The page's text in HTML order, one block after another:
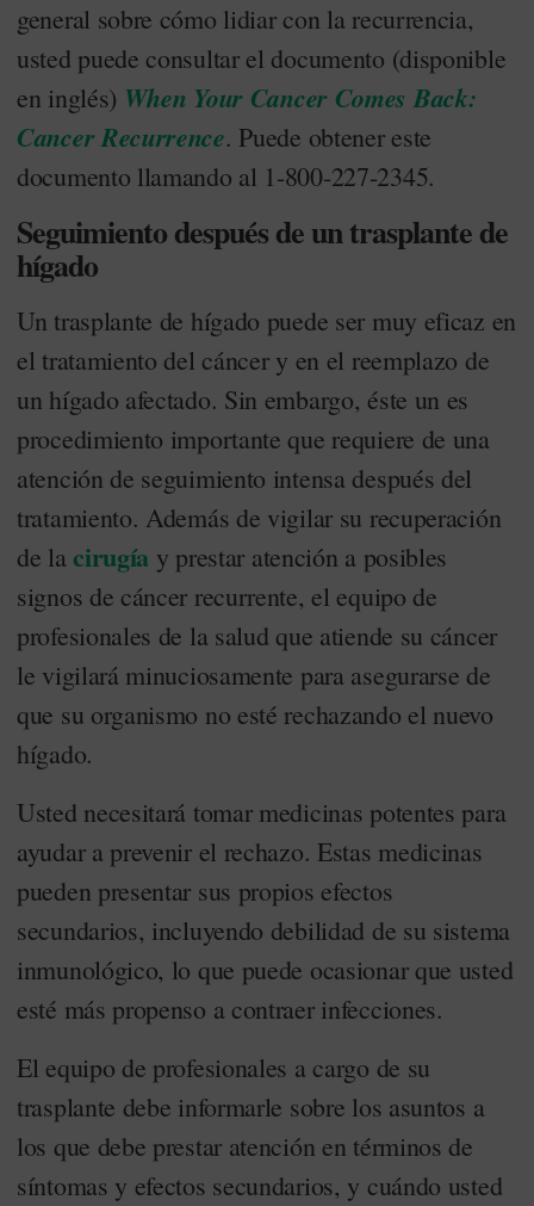
general sobre cómo lidiar con la recurrencia,
usted puede consultar el documento (disponible
en inglés) When Your Cancer Comes Back:
Cancer Recurrence. Puede obtener este
documento llamando al 1-800-227-2345.
Seguimiento después de un trasplante de
hígado
Un trasplante de hígado puede ser muy eficaz en
el tratamiento del cáncer y en el reemplazo de
un hígado afectado. Sin embargo, éste un es
procedimiento importante que requiere de una
atención de seguimiento intensa después del
tratamiento. Además de vigilar su recuperación
de lacirugía y prestar atención a posibles
signos de cáncer recurrente, el equipo de
profesionales de la salud que atiende su cáncer
le vigilará minuciosamente para asegurarse de
que su organismo no esté rechazando el nuevo
hígado.
Usted necesitará tomar medicinas potentes para
ayudar a prevenir el rechazo. Estas medicinas
pueden presentar sus propios efectos
secundarios, incluyendo debilidad de su sistema
inmunológico, lo que puede ocasionar que usted
esté más propenso a contraer infecciones.
El equipo de profesionales a cargo de su
trasplante debe informarle sobre los asuntos a
los que debe prestar atención en términos de
síntomas y efectos secundarios, y cuándo usted